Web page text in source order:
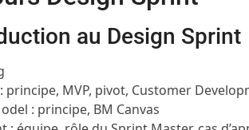
au Design Sprint
principe, MVP, pivot, Customer
: principe, BM Canvas